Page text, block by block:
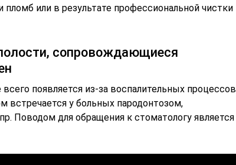
пломб или в результате профессиональной чистки
сопровождающиеся
появляется из-за воспалительных процессов
встречается у больных пародонтозом,
Поводом для обращения к стоматологу является